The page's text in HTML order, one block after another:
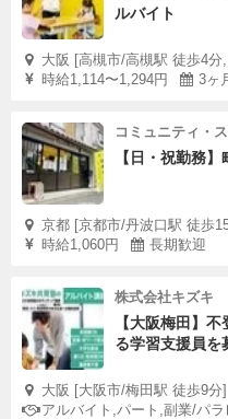
ルバイト
大阪 [高槻市/高槻駅 徒歩4
時給1,114〜1,294円
3ヶ
コミュニティ・
【日・祝勤務
京都 [京都市/丹波口駅 徒歩
時給1,060円
長期歓迎
株式会社キズキ
【大阪梅田】
る学習支援員を
大阪 [大阪市/梅田駅 徒歩9分]
アルバイト,パート,副業/パ